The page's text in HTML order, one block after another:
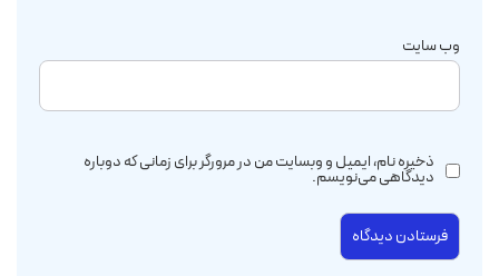
وب‌ سایت
ذخیره نام، ایمیل و وبسایت من در مرورگر برای زمانی که دوباره
دیدگاهی می‌نویسم.